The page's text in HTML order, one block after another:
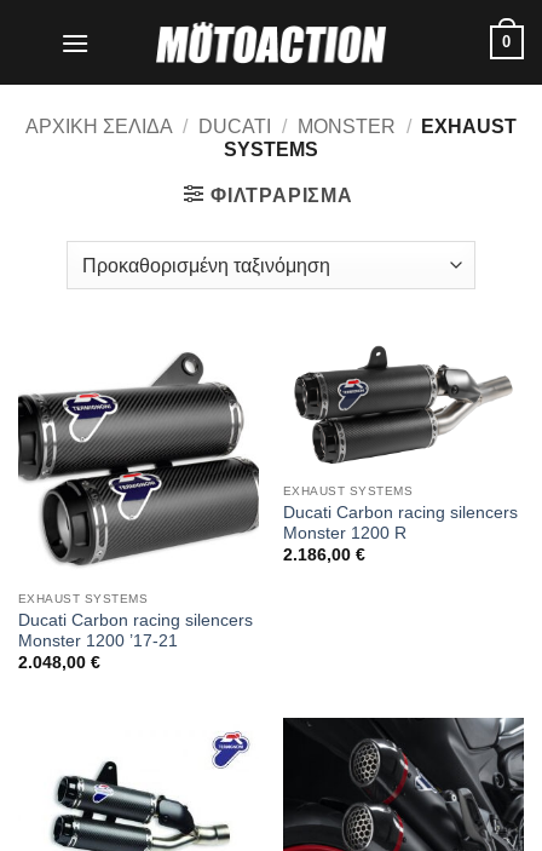
0
ΑΡΧΙΚΗ ΣΕΛΙΔΑ / DUCATI / MONSTER /
EXHAUST
SYSTEMS
ΦΙΛΤΡΑΡΙΣΜΑ
EXHAUST SYSTEMS
Ducati Carbon racing silencers
Monster 1200 ’17-21
2.048,00 €
EXHAUST SYSTEMS
Ducati Carbon racing silencers
Monster 1200 R
2.186,00 €